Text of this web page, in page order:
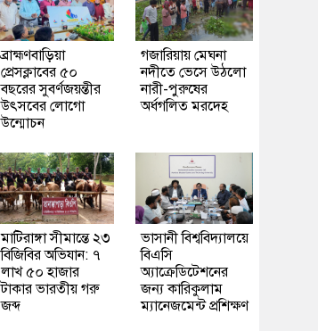
ব্রাহ্মণবাড়িয়া
প্রেসক্লাবের ৫০
বছরের সুবর্ণজয়ন্তীর
উৎসবের লোগো
উন্মোচন
গজারিয়ায় মেঘনা
নদীতে ভেসে উঠলো
নারী-পুরুষের
অর্ধগলিত মরদেহ
মাটিরাঙ্গা সীমান্তে ২৩
বিজিবির অভিযান: ৭
লাখ ৫০ হাজার
টাকার ভারতীয় গরু
জব্দ
ভাসানী বিশ্ববিদ্যালয়ে
বিএসি
অ্যাক্রেডিটেশনের
জন্য কারিকুলাম
ম্যানেজমেন্ট প্রশিক্ষণ